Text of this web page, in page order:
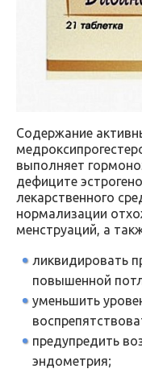
Содержание
выполняет
дефиците
лекарственного
нормализации
менструаций, а
ликвидировать
повышенной
уменьшить
предупредить
эндометрия;